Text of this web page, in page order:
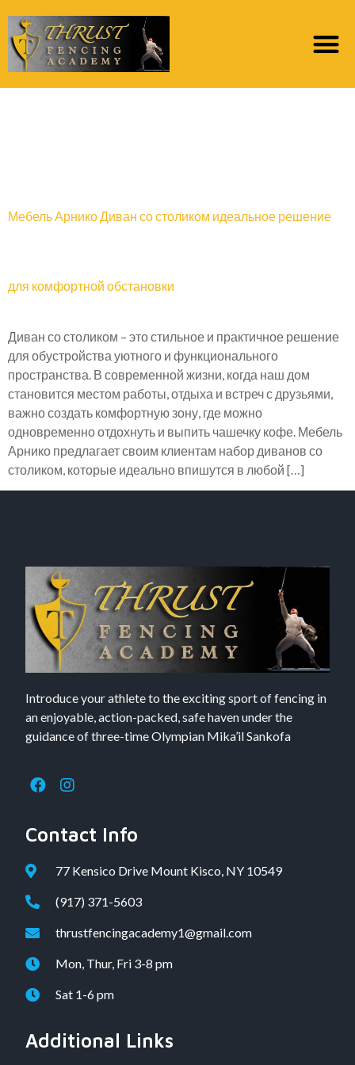
Мебель Арнико Диван со столиком идеальное решение
для комфортной обстановки
Диван со столиком – это стильное и практичное решение
для обустройства уютного и функционального
пространства. В современной жизни, когда наш дом
становится местом работы, отдыха и встреч с друзьями,
важно создать комфортную зону, где можно
одновременно отдохнуть и выпить чашечку кофе. Мебель
Арнико предлагает своим клиентам набор диванов со
столиком, которые идеально впишутся в любой […]
Introduce your athlete to the exciting sport of fencing in
an enjoyable, action-packed, safe haven under the
guidance of three-time Olympian Mika’il Sankofa
Contact Info
77 Kensico Drive Mount Kisco, NY 10549
(917) 371-5603
thrustfencingacademy1@gmail.com
Mon, Thur, Fri 3-8 pm
Sat 1-6 pm
Additional Links